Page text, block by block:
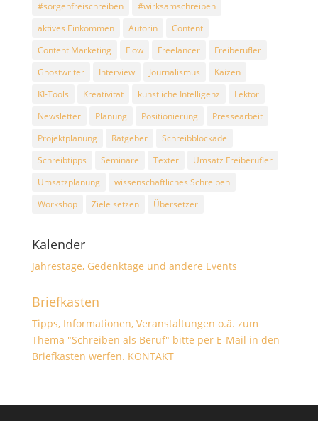
#sorgenfreischreiben
#wirksamschreiben
aktives Einkommen
Autorin
Content
Content Marketing
Flow Freelancer
Freiberufler
Ghostwriter
Interview Journalismus
Kaizen
KI-Tools
Kreativität künstliche Intelligenz
Lektor
Newsletter
Planung Positionierung
Pressearbeit
Projektplanung
Ratgeber
Schreibblockade
Schreibtipps
Seminare Texter
Umsatz Freiberufler
Umsatzplanung
wissenschaftliches Schreiben
Workshop
Ziele setzen Übersetzer
Kalender
Jahrestage, Gedenktage und andere Events
Briefkasten
Tipps, Informationen, Veranstaltungen o.ä. zum
Thema "Schreiben als Beruf" bitte per E-Mail in den
Briefkasten werfen. KONTAKT